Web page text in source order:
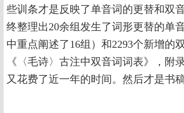
些训条才是反映了单音词的更替和双
终整理出20余组发生了词形更替的单
中重点阐述了16组）和2293个新增的
《〈毛诗〉古注中双音词词表》，附
又花费了近一年的时间。然后才是书